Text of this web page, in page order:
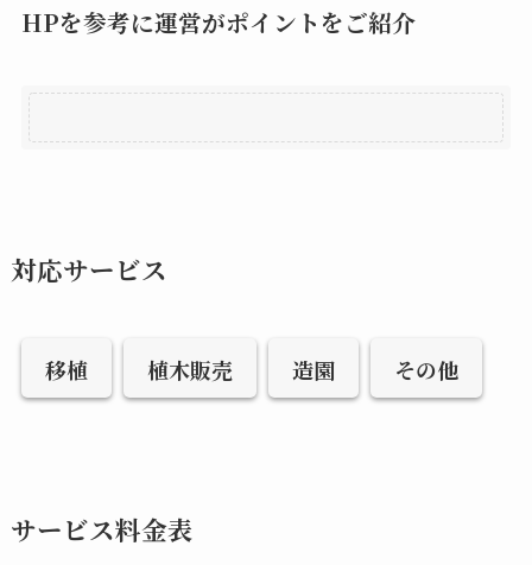
HPを参考に運営がポイントをご紹介
対応サービス
移植 植木販売 造園 その他
サービス料金表